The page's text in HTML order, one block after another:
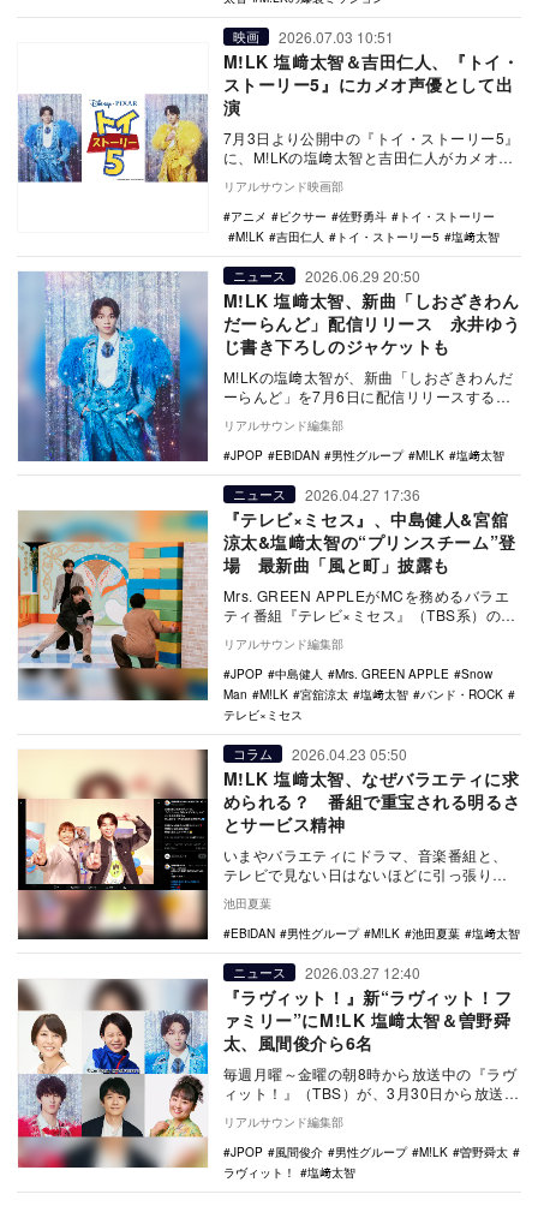
映画 2026.07.03 10:51
M!LK 塩﨑太智＆吉田仁人、『トイ・
ストーリー5』にカメオ声優として出
演
7月3日より公開中の『トイ・ストーリー5』
に、M!LKの塩﨑太智と吉田仁人がカメオ声
優として出演していることが発表された。
…
リアルサウンド映画部
アニメ
ピクサー 佐野勇斗
トイ・ストーリー
M!LK
吉田仁人 トイ・ストーリー5 塩﨑太智
ニュース 2026.06.29 20:50
M!LK 塩﨑太智、新曲「しおざきわん
だーらんど」配信リリース 永井ゆう
じ書き下ろしのジャケットも
M!LKの塩﨑太智が、新曲「しおざきわんだ
ーらんど」を7月6日に配信リリースする。
本楽曲は、5カ月連続リリース企画『モー
烈…
リアルサウンド編集部
JPOP
EBiDAN 男性グループ M!LK 塩﨑太智
ニュース 2026.04.27 17:36
『テレビ×ミセス』、中島健人&宮舘
涼太&塩﨑太智の“プリンスチーム”登
場 最新曲「風と町」披露も
Mrs. GREEN APPLEがMCを務めるバラエ
ティ番組『テレビ×ミセス』（TBS系）のレ
ギュラー第4回が、4月27日夜8時…
リアルサウンド編集部
JPOP
中島健人 Mrs. GREEN APPLE
Snow
Man
M!LK 宮舘涼太 塩﨑太智
バンド・ROCK
テレビ×ミセス
コラム 2026.04.23 05:50
M!LK 塩﨑太智、なぜバラエティに求
められる？ 番組で重宝される明るさ
とサービス精神
いまやバラエティにドラマ、音楽番組と、
テレビで見ない日はないほどに引っ張りだ
このM!LK。その中でも特に注目が厚真てい
るのが、塩…
池田夏葉
EBiDAN
男性グループ M!LK 池田夏葉 塩﨑太智
ニュース 2026.03.27 12:40
『ラヴィット！』新“ラヴィット！フ
ァミリー”にM!LK 塩﨑太智＆曽野舜
太、風間俊介ら6名
毎週月曜～金曜の朝8時から放送中の『ラヴ
ィット！』（TBS）が、3月30日から放送6
年目に突入。このたびシーズンレギュラー
として…
リアルサウンド編集部
JPOP
風間俊介 男性グループ M!LK
曽野舜太
ラヴィット！
塩﨑太智